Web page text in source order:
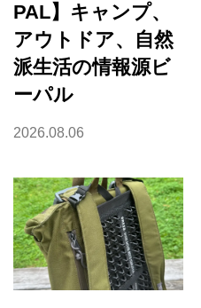
PAL】キャンプ、
アウトドア、自然
派生活の情報源ビ
ーパル
2026.08.06